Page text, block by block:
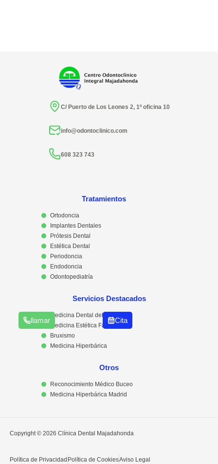
Cita
llamar
C/ Puerto de Los Leones 2, 1º oficina 10
info@odontoclinico.com
608 323 743
Tratamientos
Ortodoncia
Implantes Dentales
Prótesis Dental
Estética Dental
Periodoncia
Endodoncia
Odontopediatría
Servicios Destacados
Medicina Dental del Sueño
Medicina Estética Facial
Bruxismo
Medicina Hiperbárica
Otros
Reconocimiento Médico Buceo
Medicina Hiperbárica Madrid
Copyright © 2026 Clínica Dental Majadahonda
Política de Privacidad Política de CookiesAviso Legal